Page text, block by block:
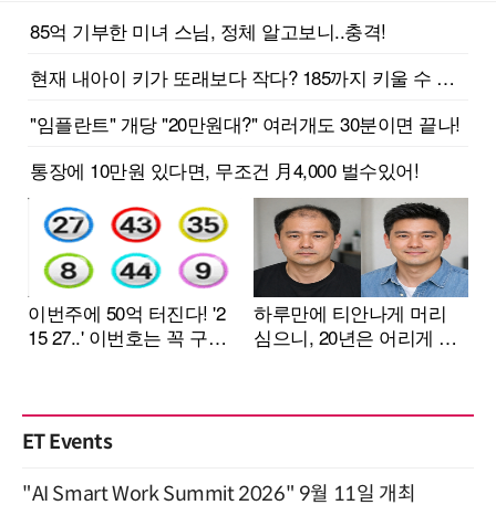
ET Events
"AI Smart Work Summit 2026" 9월 11일 개최